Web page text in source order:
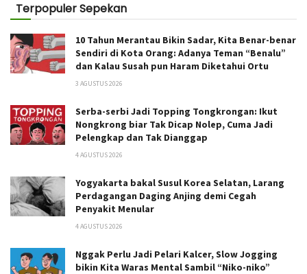
Terpopuler Sepekan
10 Tahun Merantau Bikin Sadar, Kita Benar-benar
Sendiri di Kota Orang: Adanya Teman “Benalu”
dan Kalau Susah pun Haram Diketahui Ortu
3 AGUSTUS 2026
Serba-serbi Jadi Topping Tongkrongan: Ikut
Nongkrong biar Tak Dicap Nolep, Cuma Jadi
Pelengkap dan Tak Dianggap
4 AGUSTUS 2026
Yogyakarta bakal Susul Korea Selatan, Larang
Perdagangan Daging Anjing demi Cegah
Penyakit Menular
4 AGUSTUS 2026
Nggak Perlu Jadi Pelari Kalcer, Slow Jogging
bikin Kita Waras Mental Sambil “Niko-niko”